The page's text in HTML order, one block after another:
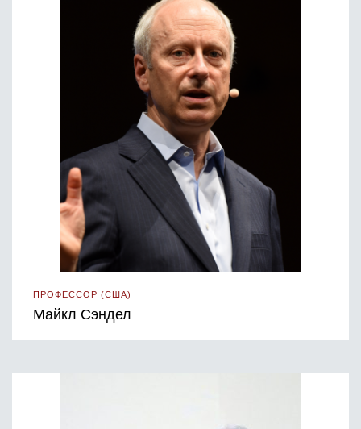
ПРОФЕССОР (США)
Майкл Сэндел